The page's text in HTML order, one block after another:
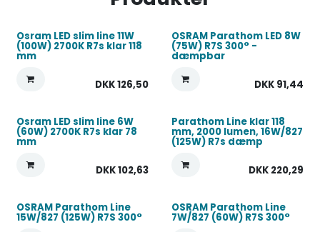
Osram LED slim line 11W
(100W) 2700K R7s klar 118
mm
DKK126,50
OSRAM Parathom LED 8W
(75W) R7S 300° -
dæmpbar
DKK 91,44
Osram LED slim line 6W
(60W) 2700K R7s klar 78
mm
DKK102,63
Parathom Line klar 118
mm, 2000 lumen, 16W/827
(125W) R7s dæmp
DKK 220,29
OSRAM Parathom Line
15W/827 (125W) R7S 300°
OSRAM Parathom Line
7W/827 (60W) R7S 300°